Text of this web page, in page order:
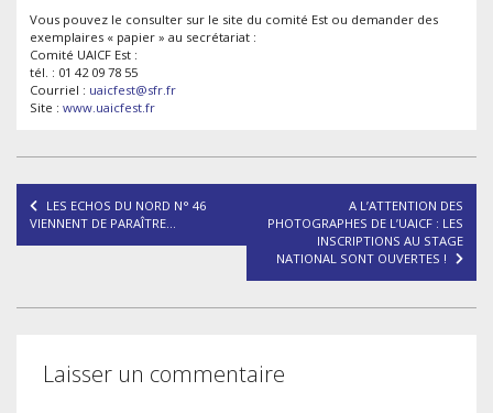
Vous pouvez le consulter sur le site du comité Est ou demander des
exemplaires « papier » au secrétariat :
Comité UAICF Est :
tél. : 01 42 09 78 55
Courriel : uaicfest@sfr.fr
Site : www.uaicfest.fr
Navigation
de
l’article
LES ECHOS DU NORD N° 46
VIENNENT DE PARAÎTRE…
A L’ATTENTION DES
PHOTOGRAPHES DE L’UAICF : LES
INSCRIPTIONS AU STAGE
NATIONAL SONT OUVERTES !
Laisser un commentaire